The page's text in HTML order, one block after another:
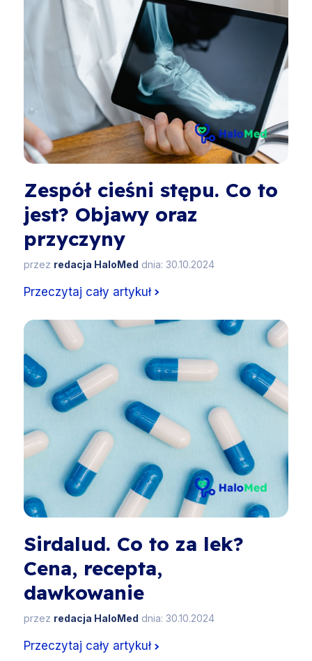
Zespół cieśni stępu. Co to
jest? Objawy oraz
przyczyny
przez redacja HaloMed dnia: 30.10.2024
Przeczytaj cały artykuł
Sirdalud. Co to za lek?
Cena, recepta,
dawkowanie
przez redacja HaloMed dnia: 30.10.2024
Przeczytaj cały artykuł